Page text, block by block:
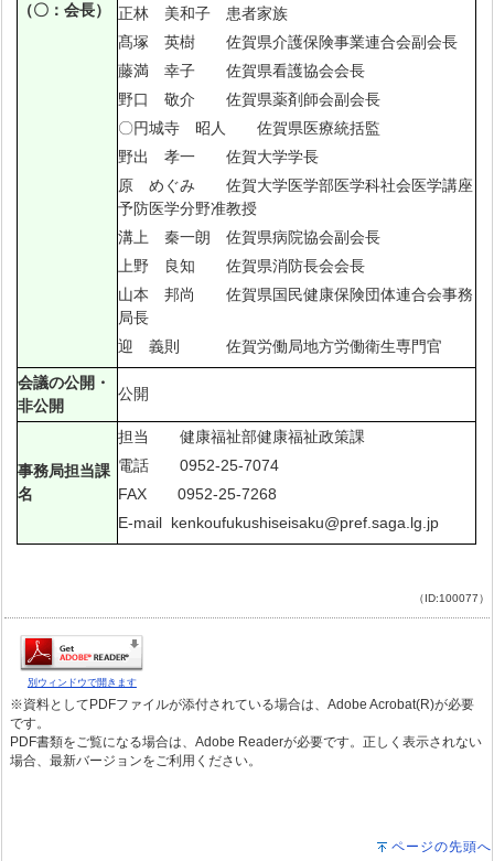
（〇：会長）
正林 美和子 患者家族
髙塚 英樹 佐賀県介護保険事業連合会副会長
藤満 幸子 佐賀県看護協会会長
野口 敬介 佐賀県薬剤師会副会長
〇円城寺 昭人 佐賀県医療統括監
野出 孝一 佐賀大学学長
原 めぐみ 佐賀大学医学部医学科社会医学講座
予防医学分野准教授
溝上 秦一朗 佐賀県病院協会副会長
上野 良知 佐賀県消防長会会長
山本 邦尚 佐賀県国民健康保険団体連合会事務
局長
迎 義則 佐賀労働局地方労働衛生専門官
会議の公開・
非公開
公開
事務局担当課
名
担当 健康福祉部健康福祉政策課
電話 0952-25-7074
FAX 0952-25-7268
E-mail kenkoufukushiseisaku@pref.saga.lg.jp
（ID:100077）
別ウィンドウで開きます
※資料としてPDFファイルが添付されている場合は、Adobe Acrobat(R)が必要
です。
PDF書類をご覧になる場合は、Adobe Readerが必要です。正しく表示されない
場合、最新バージョンをご利用ください。
ページの先頭へ